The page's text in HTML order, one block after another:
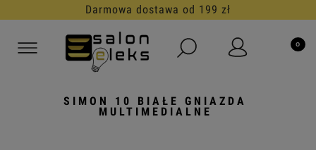
30 dni na darmowy zwrot
SIMON 10 BIAŁE GNIAZDA
MULTIMEDIALNE